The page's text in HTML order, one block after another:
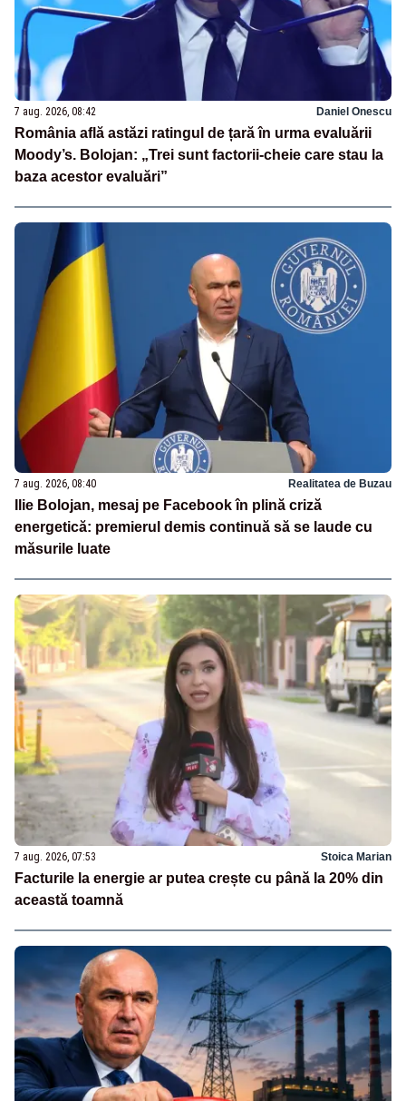
7 aug. 2026, 08:42 Daniel Onescu
România află astăzi ratingul de țară în urma evaluării
Moody’s. Bolojan: „Trei sunt factorii-cheie care stau la
baza acestor evaluări”
7 aug. 2026, 08:40 Realitatea de Buzau
Ilie Bolojan, mesaj pe Facebook în plină criză
energetică: premierul demis continuă să se laude cu
măsurile luate
7 aug. 2026, 07:53 Stoica Marian
Facturile la energie ar putea crește cu până la 20% din
această toamnă